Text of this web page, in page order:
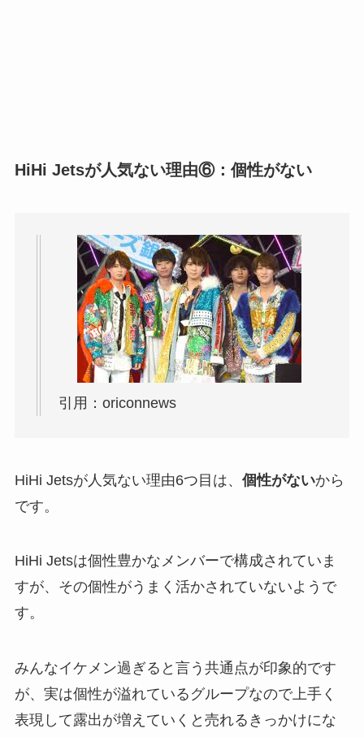
HiHi Jetsが人気ない理由⑥：個性がない
引用：oriconnews
HiHi Jetsが人気ない理由6つ目は、 個性がないから
です。
HiHi Jetsは個性豊かなメンバーで構成されていま
すが、その個性がうまく活かされていないようで
す。
みんなイケメン過ぎると言う共通点が印象的です
が、実は個性が溢れているグループなので上手く
表現して露出が増えていくと売れるきっかけにな